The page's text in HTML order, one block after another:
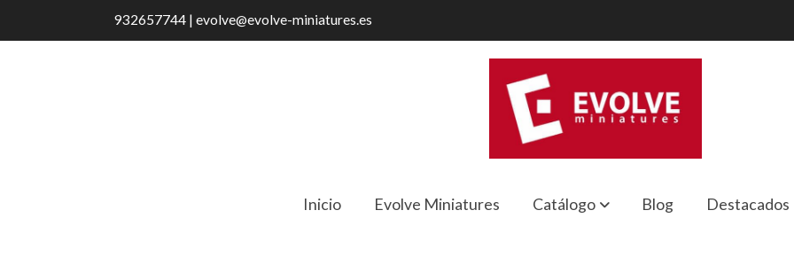
932657744 | evolve@evolve-miniatures.es
Inicio Evolve Miniatures Catálogo Blog Destacados